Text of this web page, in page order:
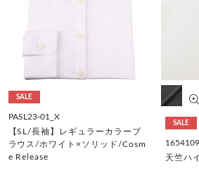
SALE
PASL23-01_X
【SL/長袖】レギュラーカラーブ
ラウス/ホワイト×ソリッド/Cosm
e Release
SALE
天竺ハ